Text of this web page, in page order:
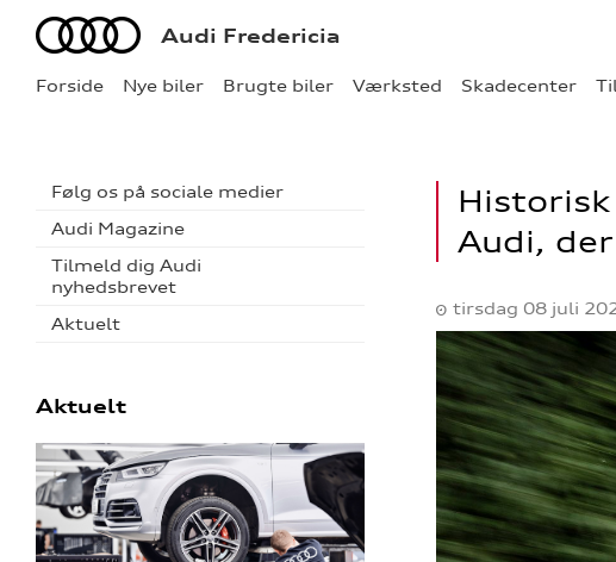
Forside Nye biler Brugte biler Værksted Skadecenter
Audi Audi Fredericia
Følg os på sociale medier
Audi Magazine
Tilmeld dig Audi
nyhedsbrevet
Aktuelt
Aktuelt
Audi,
tirsdag 08 juli